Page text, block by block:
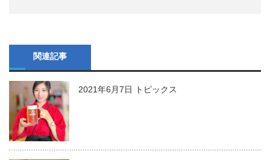
関連記事
2021年6月7日 トピックス